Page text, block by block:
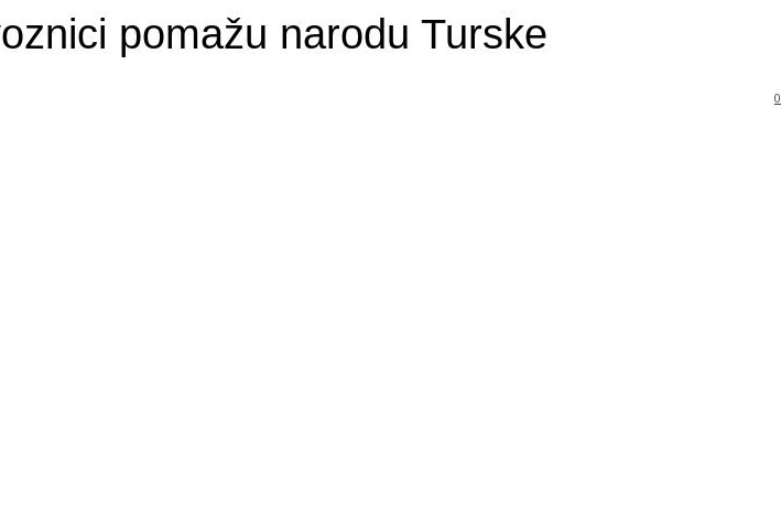
pomažu narodu Turske
0